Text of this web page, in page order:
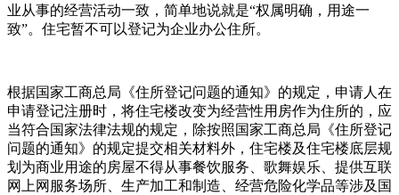
业从事的经营活动一致，简单地说就是“权属明确，用途一
致”。住宅暂不可以登记为企业办公住所。
根据国家工商总局《住所登记问题的通知》的规定，申请人在
申请登记注册时，将住宅楼改变为经营性用房作为住所的，应
当符合国家法律法规的规定，除按照国家工商总局《住所登记
问题的通知》的规定提交相关材料外，住宅楼及住宅楼底层规
划为商业用途的房屋不得从事餐饮服务、歌舞娱乐、提供互联
网上网服务场所、生产加工和制造、经营危险化学品等涉及国